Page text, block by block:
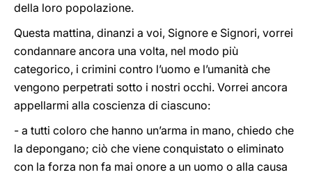
della loro popolazione.
Questa mattina, dinanzi a voi, Signore e Signori, vorrei
condannare ancora una volta, nel modo più
categorico, i crimini contro l’uomo e l’umanità che
vengono perpetrati sotto i nostri occhi. Vorrei ancora
appellarmi alla coscienza di ciascuno:
- a tutti coloro che hanno un’arma in mano, chiedo che
la depongano; ciò che viene conquistato o eliminato
con la forza non fa mai onore a un uomo o alla causa